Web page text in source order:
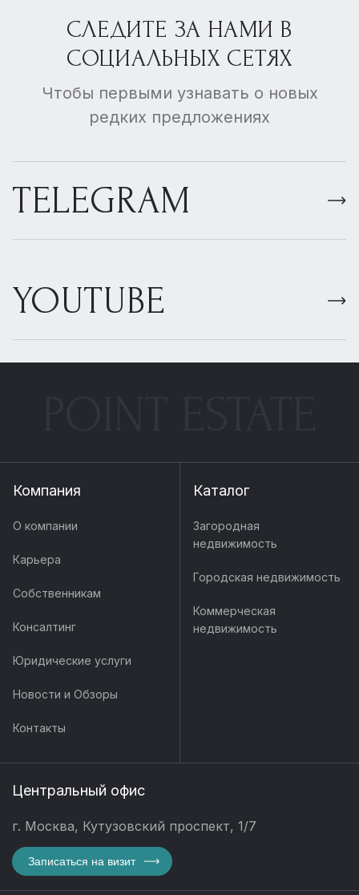
СЛЕДИТЕ ЗА НАМИ В
СОЦИАЛЬНЫХ СЕТЯХ
Чтобы первыми узнавать о новых
редких предложениях
TELEGRAM
YOUTUBE
Компания
О компании
Карьера
Собственникам
Консалтинг
Юридические услуги
Новости и Обзоры
Контакты
Каталог
Загородная
недвижимость
Городская недвижимость
Коммерческая
недвижимость
Центральный офис
г. Москва, Кутузовский проспект, 1/7
Записаться на визит